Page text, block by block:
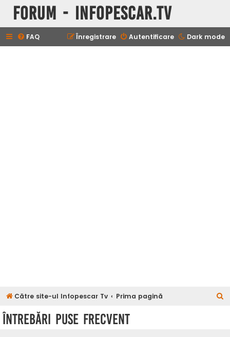
Forum - InfoPescar.Tv
Dark mode
FAQ Autentificare
Înregistrare
Către site-ul Infopescar Tv Prima pagină
Întrebări puse frecvent